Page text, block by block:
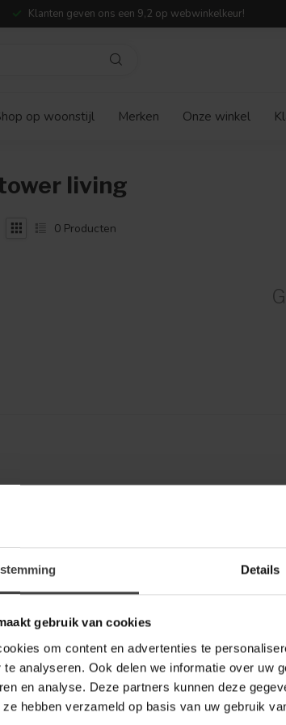
Details
gebruik van cookies
om content en advertenties te
te analyseren. Ook delen we informatie over uw
en analyse. Deze partners kunnen deze
hebben verzameld op basis van uw gebruik
Klanten geven ons een 9,2 op webwinkelkeur!
op woonstijl Merken Onze winkel
living
0 Producten
of jouw aankoop? Bekijk dan de klantenservice
op veel gestelde vragen. Staat jouw vraag er niet
hoe je contact met ons kunt opnemen.
Houten Meubel Outlet